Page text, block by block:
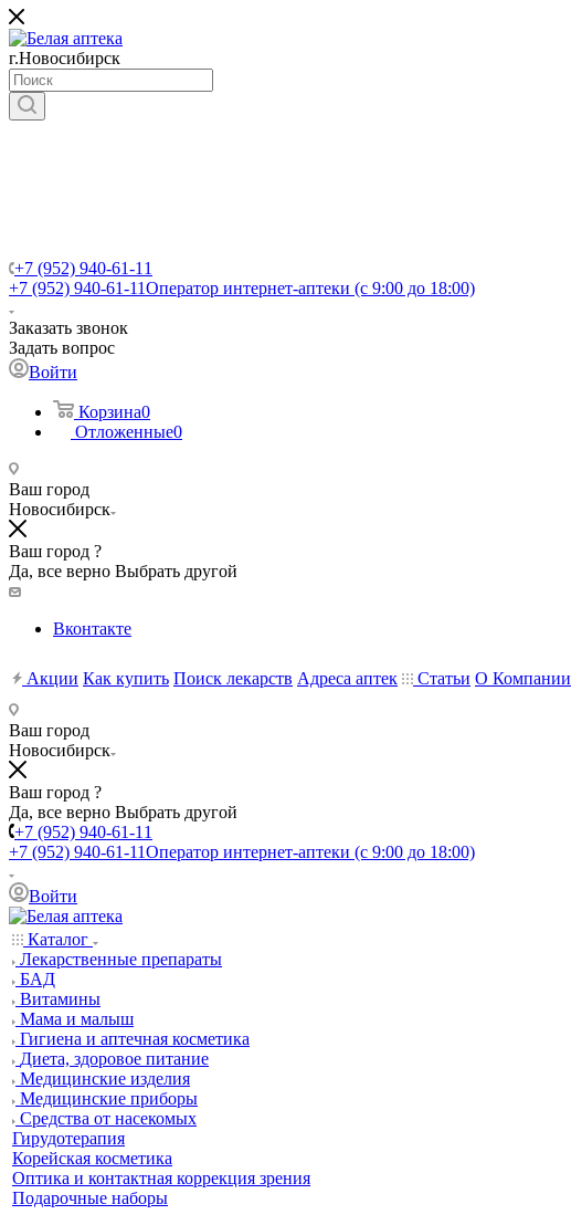
г.Новосибирск
+7 (952) 940-61-11
+7 (952) 940-61-11Оператор интернет-аптеки (с 9:00 до 18:00)
Заказать звонок
Задать вопрос
Войти
Корзина0
Отложенные0
Ваш город
Новосибирск
Ваш город ?
Да, все верно Выбрать другой
Вконтакте
Акции Как купить Поиск лекарств Адреса аптек Статьи О Компании
Ваш город
Новосибирск
Ваш город ?
Да, все верно Выбрать другой
+7 (952) 940-61-11
+7 (952) 940-61-11Оператор интернет-аптеки (с 9:00 до 18:00)
Войти
Каталог
Лекарственные препараты
БАД
Витамины
Мама и малыш
Гигиена и аптечная косметика
Диета, здоровое питание
Медицинские изделия
Медицинские приборы
Средства от насекомых
Гирудотерапия
Корейская косметика
Оптика и контактная коррекция зрения
Подарочные наборы